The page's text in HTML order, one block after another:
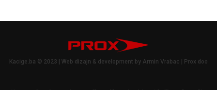
Kacige.ba © 2023 | Web dizajn & development by Armin Vrabac | Prox doo